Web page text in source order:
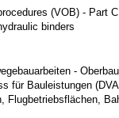
(VOB) - Part
binders
-
für Bauleistungen
Flugbetriebsflächen,